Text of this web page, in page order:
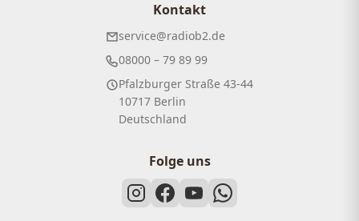
Kontakt
service@radiob2.de
08000 – 79 89 99
Pfalzburger Straße 43-44
10717 Berlin
Deutschland
Folge uns